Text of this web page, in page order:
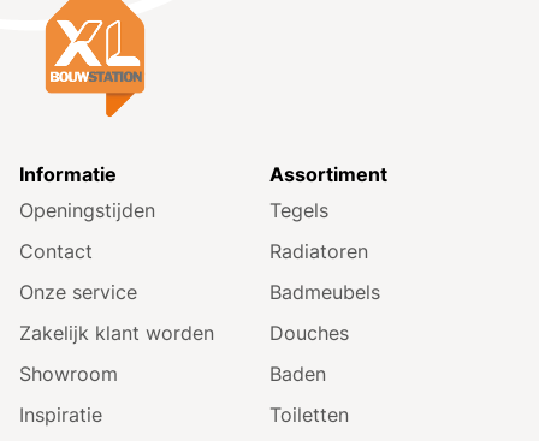
Informatie
Openingstijden
Contact
Onze service
Zakelijk klant worden
Showroom
Inspiratie
Assortiment
Tegels
Radiatoren
Badmeubels
Douches
Baden
Toiletten